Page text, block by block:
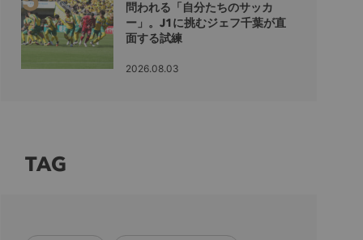
問われる「自分たちのサッカ
ー」。J1に挑むジェフ千葉が直
面する試練
2026.08.03
TAG